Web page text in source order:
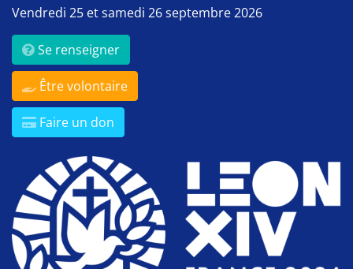
Vendredi 25 et samedi 26 septembre 2026
Se renseigner
Être volontaire
Faire un don